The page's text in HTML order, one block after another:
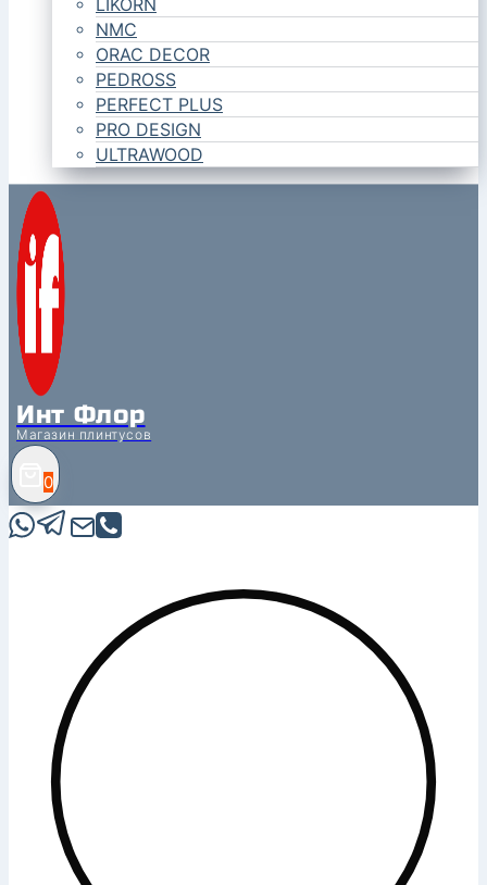
LIKORN
NMC
ORAC DECOR
PEDROSS
PERFECT PLUS
PRO DESIGN
ULTRAWOOD
Инт Флор
Магазин плинтусов
0